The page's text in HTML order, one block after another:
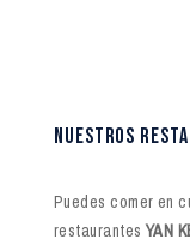
NUESTROS
Puedes comer en
restaurantesYAN